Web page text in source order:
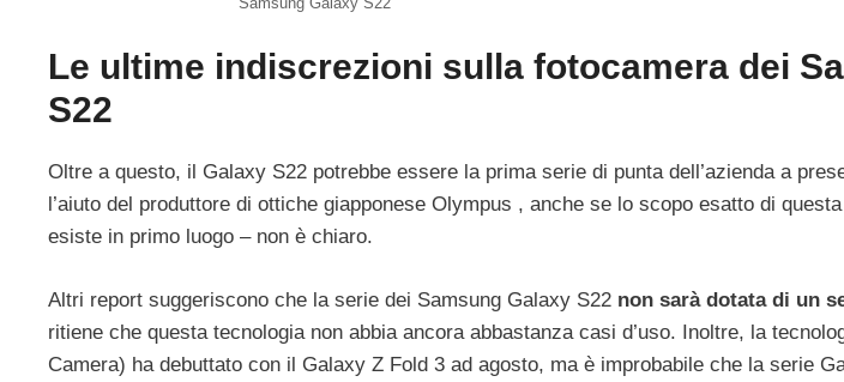
Le ultime indiscrezioni sulla fotocamera dei
S22
Oltre a questo, il Galaxy S22 potrebbe essere la prima serie di punta dell’azienda a
l’aiuto del produttore di ottiche giapponese Olympus , anche se lo scopo esatto di
esiste in primo luogo – non è chiaro.
Altri report suggeriscono che la serie dei Samsung Galaxy S22 non sarà dotata di un
ritiene che questa tecnologia non abbia ancora abbastanza casi d’uso. Inoltre, la
Camera) ha debuttato con il Galaxy Z Fold 3 ad agosto, ma è improbabile che la serie